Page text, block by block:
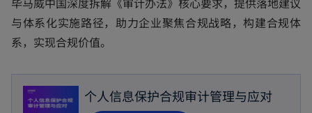
与体系化实施路径，助力企业聚焦合规战略，构建合规体
系，实现合规价值。
个人信息保护合规审计管理与应对